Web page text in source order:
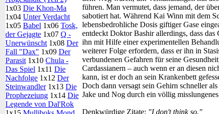
1x03 Die Khon-Ma
1x04 Unter Verdacht
1x05 Babel 1x06 Tosk,
der Gejagte 1x07 Q -
Unerwünscht 1x08 Der
Fall "Dax" 1x09 Der
Parasit 1x10 Chula -
Das Spiel 1x11 Die
Nachfolge 1x12 Der
Steinwandler1x13 Die
Prophezeiung 1x14 Die
Legende von Dal'Rok
führen. Man vermutet, dass jemand, der
sabotiert hat. Während Kai Winn mit dem
lebensbedrohliche Dosis giftiger Gase
entdeckt Doktor Bashir allerdings, dass
ihn mit Hilfe einer experimentellen
weiterer Folge erfordern, dass er ihn in
verbundenen Gefahren für seine
Cardassianern – auch wenn er an diesen
kann, ist er doch an sein Krankenbett
Doch dann versagt sein Gehirn schneller
Jake und Nog durch ein völlig
Denkwürdige Zitate: "I don't think so."